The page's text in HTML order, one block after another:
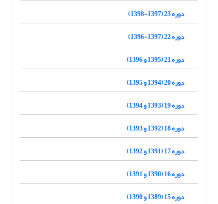
دوره 23 (1397-1398)
دوره 22 (1397-1396)
دوره 21 (1395 و 1396)
دوره 20 (1394 و 1395)
دوره 19 (1393 و 1394)
دوره 18 (1392 و 1393)
دوره 17 (1391 و 1392)
دوره 16 (1390 و 1391)
دوره 15 (1389 و 1390)